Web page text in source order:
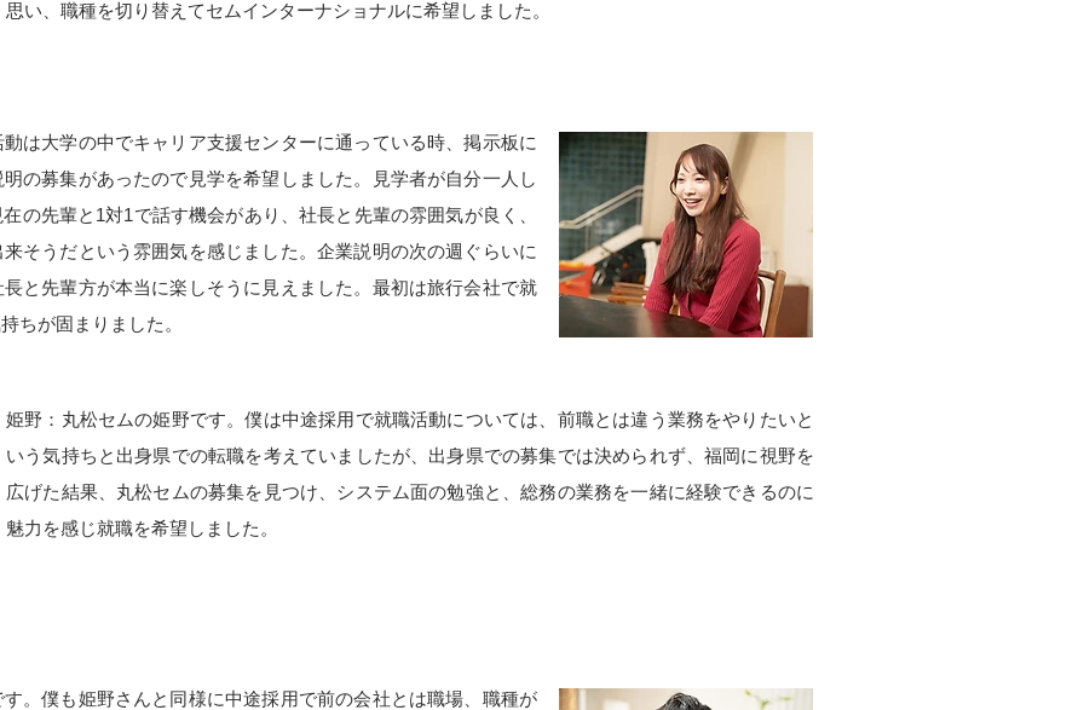
思い、職種を切り替えてセムインターナショナルに希望しました。
は大学の中でキャリア支援センターに通っている時、掲示板に
の募集があったので見学を希望しました。見学者が自分一人し
の先輩と1対1で話す機会があり、社長と先輩の雰囲気が良く、
そうだという雰囲気を感じました。企業説明の次の週ぐらいに
と先輩方が本当に楽しそうに見えました。最初は旅行会社で就
ちが固まりました。
姫野：丸松セムの姫野です。僕は中途採用で就職活動については、前職とは違う業務をやりたいと
いう気持ちと出身県での転職を考えていましたが、出身県での募集では決められず、福岡に視野を
広げた結果、丸松セムの募集を見つけ、システム面の勉強と、総務の業務を一緒に経験できるのに
魅力を感じ就職を希望しました。
。僕も姫野さんと同様に中途採用で前の会社とは職場、職種が